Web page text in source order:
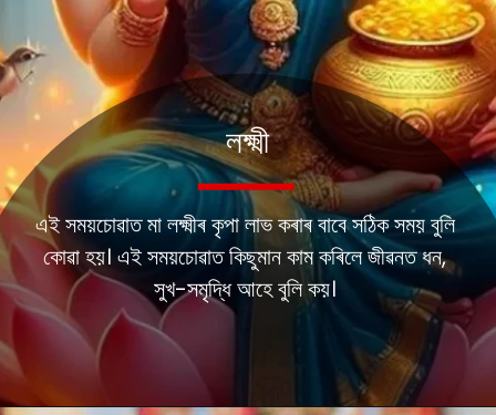
এই সময়চোৱাত মা লক্ষ্মীৰ কৃপা লাভ কৰাৰ বাবে সঠিক সময় বুলি
কোৱা হয়। এই সময়চোৱাত কিছুমান কাম কৰিলে জীৱনত ধন,
সুখ-সমৃদ্ধি আহে বুলি কয়।
লক্ষ্মী